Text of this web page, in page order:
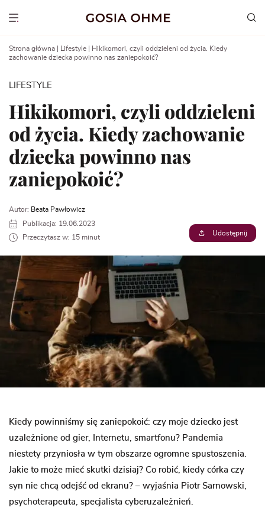
Show menu
Strona główna Lifestyle
Hikikomori, czyli oddzieleni od życia. Kiedy
zachowanie dziecka powinno nas zaniepokoić?
LIFESTYLE
Hikikomori, czyli oddzieleni
od życia. Kiedy zachowanie
dziecka powinno nas
zaniepokoić?
Autor: Beata Pawłowicz
Publikacja: 19.06.2023
Przeczytasz w: 15 minut
Udostępnij
Kiedy powinniśmy się zaniepokoić: czy moje dziecko jest
uzależnione od gier, Internetu, smartfonu? Pandemia
niestety przyniosła w tym obszarze ogromne spustoszenia.
Jakie to może mieć skutki dzisiaj? Co robić, kiedy córka czy
syn nie chcą odejść od ekranu? – wyjaśnia Piotr Sarnowski,
psychoterapeuta, specjalista cyberuzależnień.